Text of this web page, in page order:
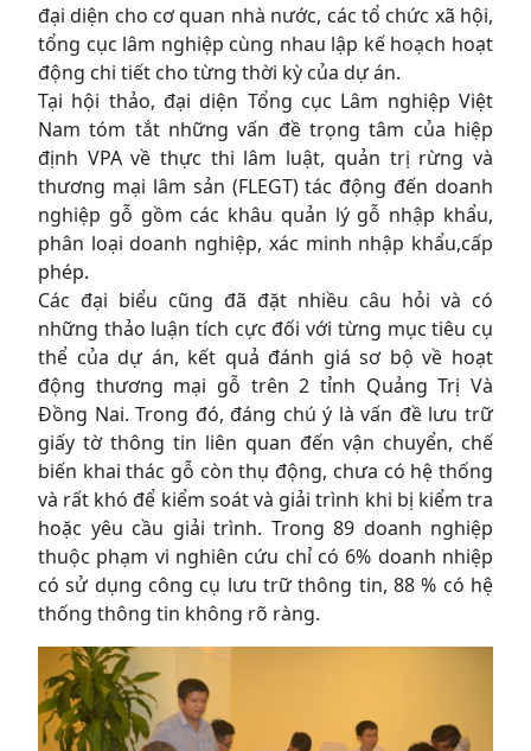
đại diện cho cơ quan nhà nước, các tổ chức xã hội,
tổng cục lâm nghiệp cùng nhau lập kế hoạch hoạt
động chi tiết cho từng thời kỳ của dự án.
Tại hội thảo, đại diện Tổng cục Lâm nghiệp Việt
Nam tóm tắt những vấn đề trọng tâm của hiệp
định VPA về thực thi lâm luật, quản trị rừng và
thương mại lâm sản (FLEGT) tác động đến doanh
nghiệp gỗ gồm các khâu quản lý gỗ nhập khẩu,
phân loại doanh nghiệp, xác minh nhập khẩu,cấp
phép.
Các đại biểu cũng đã đặt nhiều câu hỏi và có
những thảo luận tích cực đối với từng mục tiêu cụ
thể của dự án, kết quả đánh giá sơ bộ về hoạt
động thương mại gỗ trên 2 tỉnh Quảng Trị Và
Đồng Nai. Trong đó, đáng chú ý là vấn đề lưu trữ
giấy tờ thông tin liên quan đến vận chuyển, chế
biến khai thác gỗ còn thụ động, chưa có hệ thống
và rất khó để kiểm soát và giải trình khi bị kiểm tra
hoặc yêu cầu giải trình. Trong 89 doanh nghiệp
thuộc phạm vi nghiên cứu chỉ có 6% doanh nhiệp
có sử dụng công cụ lưu trữ thông tin, 88 % có hệ
thống thông tin không rõ ràng.